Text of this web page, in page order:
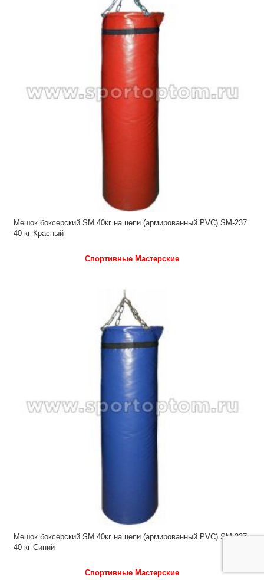
Мешок боксерский SM 40кг на цепи (армированный PVC) SM-237
40 кг Красный
Спортивные Мастерские
Мешок боксерский SM 40кг на цепи (армированный PVC) SM-237
40 кг Синий
Спортивные Мастерские